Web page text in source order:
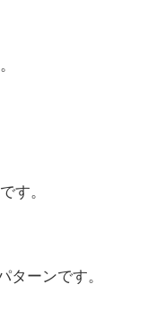
す。
ターンです。